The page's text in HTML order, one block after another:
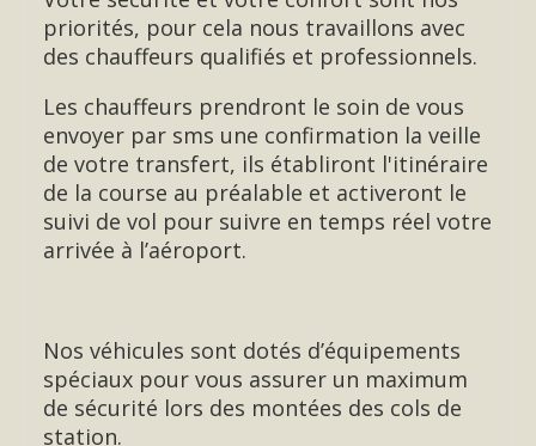
priorités, pour cela nous travaillons avec
des chauffeurs qualifiés et professionnels.
Les chauffeurs prendront le soin de vous
envoyer par sms une confirmation la veille
de votre transfert, ils établiront l'itinéraire
de la course au préalable et activeront le
suivi de vol pour suivre en temps réel votre
arrivée à l’aéroport.
Nos véhicules sont dotés d’équipements
spéciaux pour vous assurer un maximum
de sécurité lors des montées des cols de
station.